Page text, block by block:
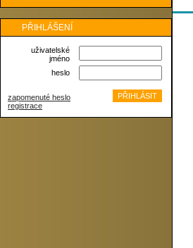
PŘIHLÁŠENÍ
uživatelské
jméno
heslo
zapomenuté heslo
registrace